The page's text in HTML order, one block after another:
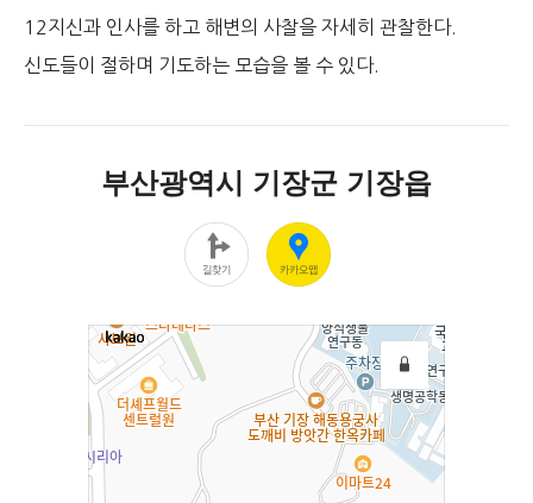
12지신과 인사를 하고 해변의 사찰을 자세히 관찰한다.
신도들이 절하며 기도하는 모습을 볼 수 있다.